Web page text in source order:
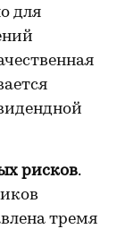
для
рисков.
тремя